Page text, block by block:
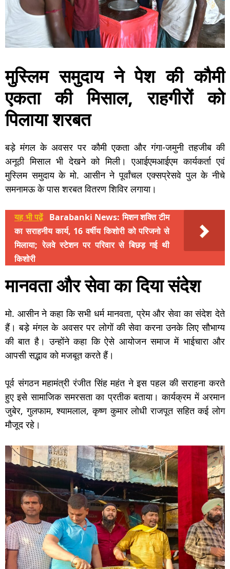
मुस्लिम समुदाय ने पेश की कौमी
एकता की मिसाल, राहगीरों को
पिलाया शरबत
बड़े मंगल के अवसर पर कौमी एकता और गंगा-जमुनी तहजीब की
अनूठी मिसाल भी देखने को मिली। एआईएमआईएम कार्यकर्ता एवं
मुस्लिम समुदाय के मो. आसीन ने पूर्वांचल एक्सप्रेसवे पुल के नीचे
समनामऊ के पास शरबत वितरण शिविर लगाया।
यह भी पढ़ें Barabanki News: मिशन शक्ति टीम
का सराहनीय कार्य, 16 वर्षीय किशोरी को परिजनो से
मिलाया; रेलवे स्टेशन पर परिवार से बिछड़ गई थी
किशोरी
मानवता और सेवा का दिया संदेश
मो. आसीन ने कहा कि सभी धर्म मानवता, प्रेम और सेवा का संदेश देते
हैं। बड़े मंगल के अवसर पर लोगों की सेवा करना उनके लिए सौभाग्य
की बात है। उन्होंने कहा कि ऐसे आयोजन समाज में भाईचारा और
आपसी सद्भाव को मजबूत करते हैं।
पूर्व संगठन महामंत्री रंजीत सिंह महंत ने इस पहल की सराहना करते
हुए इसे सामाजिक समरसता का प्रतीक बताया। कार्यक्रम में अरमान
जुबेर, गुलफाम, श्यामलाल, कृष्ण कुमार लोधी राजपूत सहित कई लोग
मौजूद रहे।